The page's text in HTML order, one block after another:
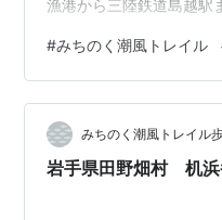
漁港から三陸鉄道島越駅
が、駅前にある島越ふれ
施設の一部が展示されて
も左上の一部が破壊され
のだ。 島越駅からすぐ近
ら北山崎クルーズという
#みちのく潮風トレイル
みちのく潮風トレイル
岩手県田野畑村 机浜